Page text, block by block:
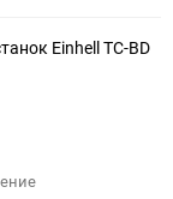
Einhell TC-BD